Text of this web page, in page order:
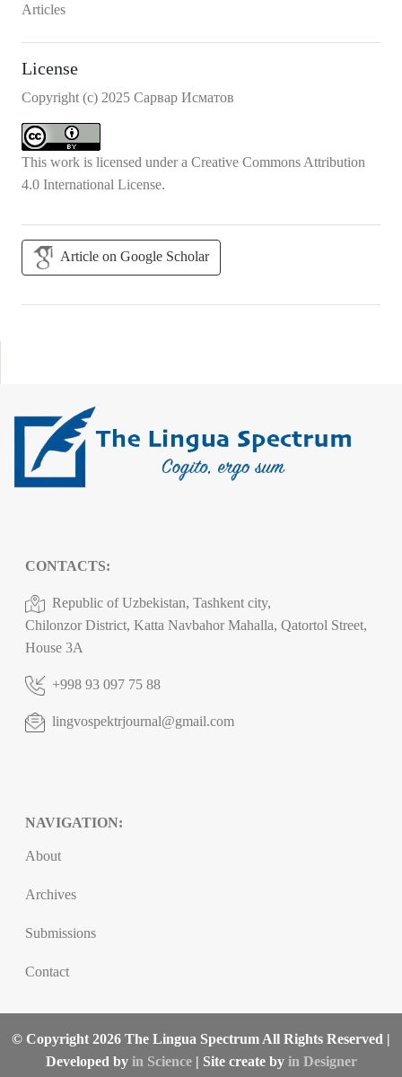
Articles
License
Copyright (c) 2025 Сарвар Исматов
This work is licensed under a Creative Commons Attribution
4.0 International License.
Article on Google Scholar
CONTACTS:
Republic of Uzbekistan, Tashkent city,
Chilonzor District, Katta Navbahor Mahalla, Qatortol Street,
House 3A
+998 93 097 75 88
lingvospektrjournal@gmail.com
NAVIGATION:
About
Archives
Submissions
Contact
© Copyright 2026 The Lingua Spectrum All Rights Reserved |
Developed by in Science| Site create by in Designer